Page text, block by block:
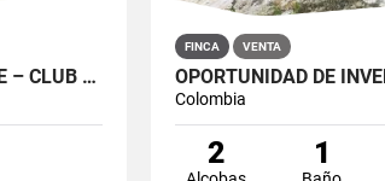
LOTE CAMPESTRE EN SAN ROQUE – CLUB VILLA LAURA, TOTALMENTE PLANO
FINCA VENTA
Colombia
2 1